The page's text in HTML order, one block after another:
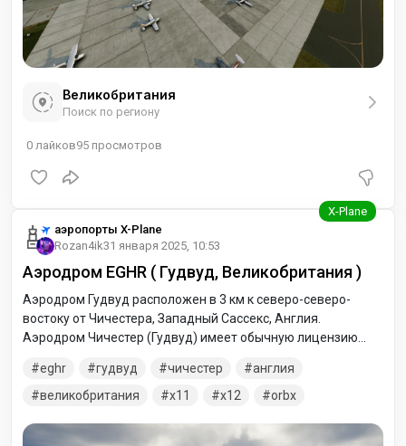
Великобритания
Поиск по региону
0 лайков95 просмотров
аэропорты X-Plane
Rozan4ik31 января 2025, 10:53
Аэродром EGHR ( Гудвуд, Великобритания )
Аэродром Гудвуд расположен в 3 км к северо-северо-
востоку от Чичестера, Западный Сассекс, Англия.
Аэродром Чичестер (Гудвуд) имеет обычную лицензию
транспорта пассажиров или для обучения пилотированию
в соответствии с разрешением лицензиата (Goodwood
eghr гудвуд чичестер
англия
великобритания
x11 x12 orbx